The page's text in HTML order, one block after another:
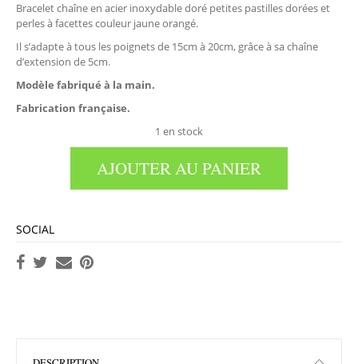
Bracelet chaîne en acier inoxydable doré petites pastilles dorées et
perles à facettes couleur jaune orangé.
Il s’adapte à tous les poignets de 15cm à 20cm, grâce à sa chaîne
d’extension de 5cm.
Modèle fabriqué à la main.
Fabrication française.
1 en stock
AJOUTER AU PANIER
SOCIAL